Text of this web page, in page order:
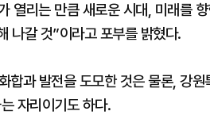
열리는 만큼 새로운 시대, 미래를 향
나갈 것”이라고 포부를 밝혔다.
합과 발전을 도모한 것은 물론, 강
자리이기도 하다.